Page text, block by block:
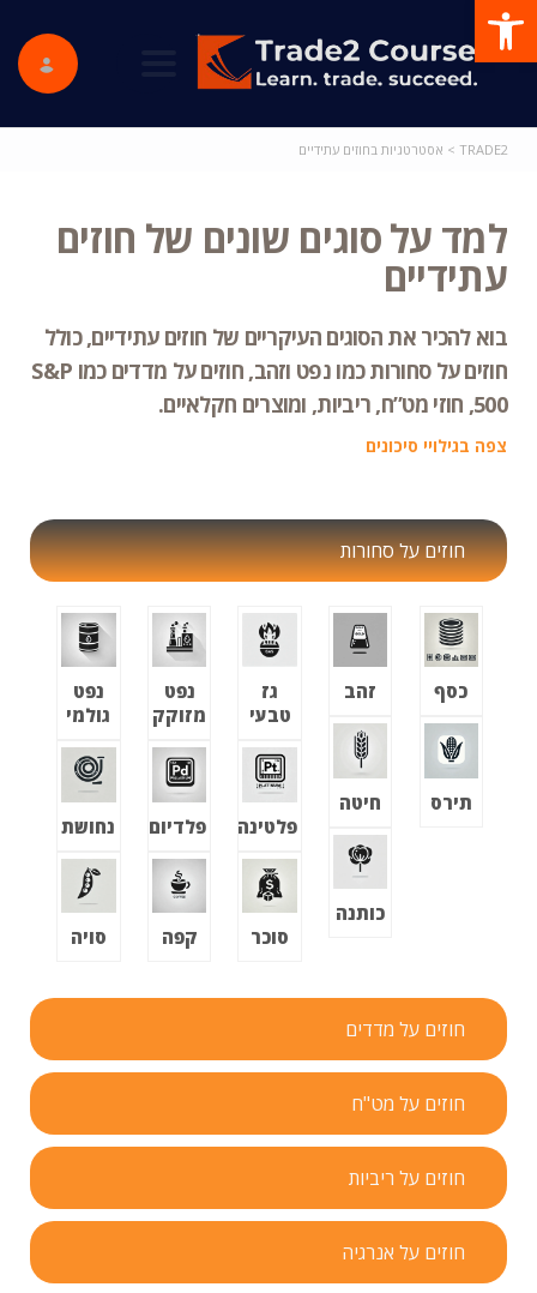
navigation
TRADE2
> אסטרטגיות בחוזים עתידיים
למד על סוגים שונים של חוזים
עתידיים
בוא להכיר את הסוגים העיקריים של חוזים עתידיים, כולל
חוזים על סחורות כמו נפט וזהב, חוזים על מדדים כמו S&P
500, חוזי מט”ח, ריביות, ומוצרים חקלאיים.
צפה בגילויי סיכונים
חוזים על סחורות
חוזים על מדדים
חוזים על מט"ח
חוזים על ריביות
חוזים על אנרגיה
כסף
תירס
זהב
חיטה
כותנה
גז
טבעי
פלטינה
סוכר
נפט
מזוקק
פלדיום
קפה
נפט
גולמי
נחושת
סויה